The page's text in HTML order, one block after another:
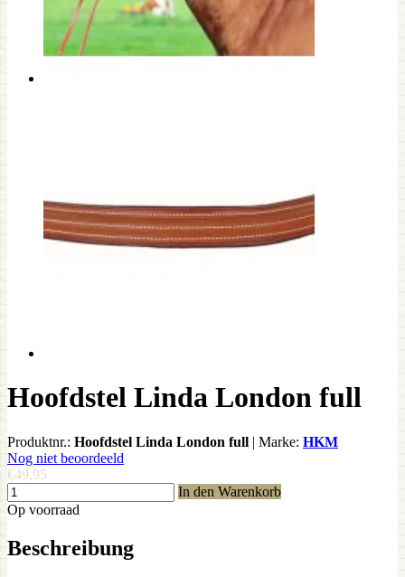
Hoofdstel Linda London full
Produktnr.: Hoofdstel Linda London full | Marke: HKM
Nog niet beoordeeld
€49,95
In den Warenkorb
Op voorraad
Beschreibung